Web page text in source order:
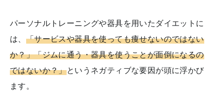
パーソナルトレーニングや器具を用いたダイエットに
は、 「サービスや器具を使っても痩せないのではない
か？」「ジムに通う・器具を使うことが面倒になるの
ではないか？」というネガティブな要因が頭に浮かび
ます。